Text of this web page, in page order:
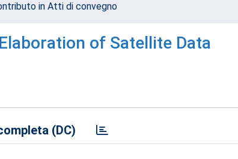
in Atti di convegno
of Satellite Data
(DC)